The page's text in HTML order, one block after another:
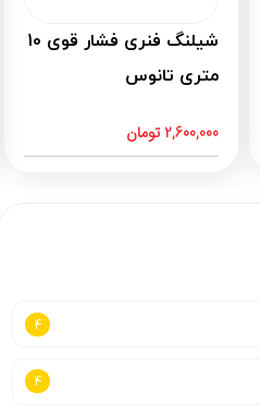
شیلنگ فنری فشار قوی 10
متری تانوس
2,600,000تومان
4
4